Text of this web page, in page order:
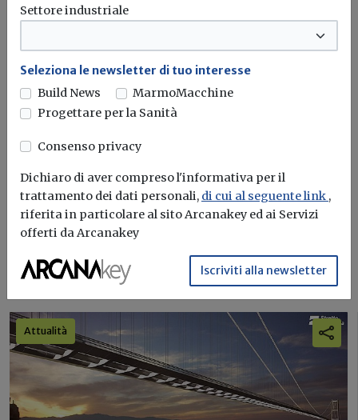
Iscriviti alla newsletter di
Build News
Rimani aggiornato sulle ultime
novità in campo di efficienza
energetica e sostenibilità edile
Iscriviti
I più letti sull'argomento
Attualità
Settore industriale
Seleziona le newsletter di tuo interesse
Build News
MarmoMacchine
Progettare per la Sanità
Consenso privacy
Dichiaro di aver compreso l'informativa per il
trattamento dei dati personali, di cui al seguente link ,
riferita in particolare al sito Arcanakey ed ai Servizi
offerti da Arcanakey
Iscriviti alla newsletter